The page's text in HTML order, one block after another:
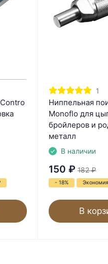
1
Ниппельная
Monoflo для
бройлеров и
металл
В наличии
150 ₽ 182 ₽
- 18%
В